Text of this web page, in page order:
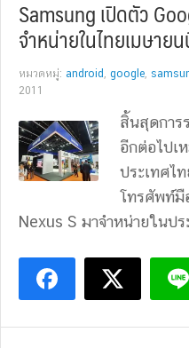
Samsung เปิดตัว
จำหน่ายในไทยเมษาย
หมวดหมู่: android , google,
2011
สิ้นสุดการ
อีกต่อไปเ
ประเทศไ
โทรศัพท์มื
Nexus S มาจำหน่ายในปร